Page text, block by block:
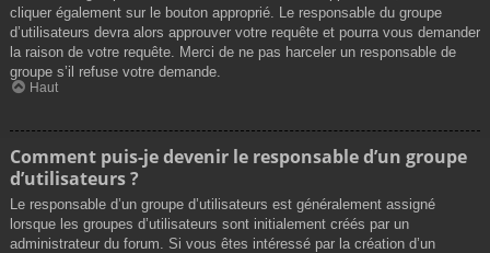
cliquer également sur le bouton approprié. Le responsable du groupe
d’utilisateurs devra alors approuver votre requête et pourra vous demander
la raison de votre requête. Merci de ne pas harceler un responsable de
groupe s’il refuse votre demande.
Haut
Comment puis-je devenir le responsable d’un groupe
d’utilisateurs ?
Le responsable d’un groupe d’utilisateurs est généralement assigné
lorsque les groupes d’utilisateurs sont initialement créés par un
administrateur du forum. Si vous êtes intéressé par la création d’un